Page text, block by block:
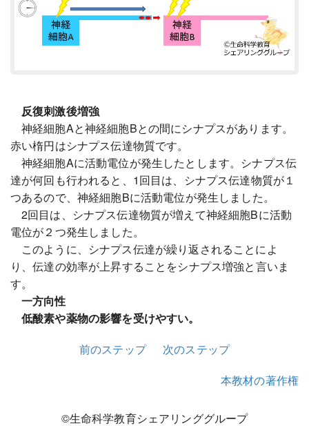
反復刺激後増強
神経細胞Aと神経細胞Bとの間にシナプスがあります。
赤い楕円はシナプス伝達物質です。
神経細胞Aに活動電位が発生したとします。シナプス伝
達が何回も行われると、1回目は、シナプス伝達物質が１
つあるので、神経細胞Bに活動電位が発生しました。
2回目は、シナプス伝達物質が増えて神経細胞Bに活動
電位が２つ発生しました。
このように、シナプス伝達が繰り返されることによ
り、伝達の効率が上昇することをシナプス増強と言いま
す。
一方向性
低酸素や薬物の影響を受けやすい。
前のステップ
次のステップ
本教材の著作権
©生命科学教育シェアリンググループ